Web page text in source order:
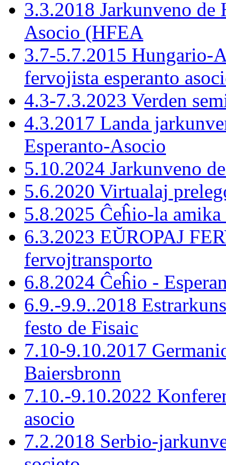
3.3.2018 Jarkunveno de
Asocio (HFEA
3.7-5.7.2015 Hungario-
fervojista esperanto
4.3-7.3.2023 Verden
4.3.2017 Landa
Esperanto-Asocio
5.10.2024 Jarkunveno
5.6.2020 Virtualaj
5.8.2025 Ĉeĥio-la
6.3.2023 EŬROPAJ
fervojtransporto
6.8.2024 Ĉeĥio -
6.9.-9.9..2018
festo de Fisaic
7.10-9.10.2017
Baiersbronn
7.10.-9.10.2022
asocio
7.2.2018 Serbio-